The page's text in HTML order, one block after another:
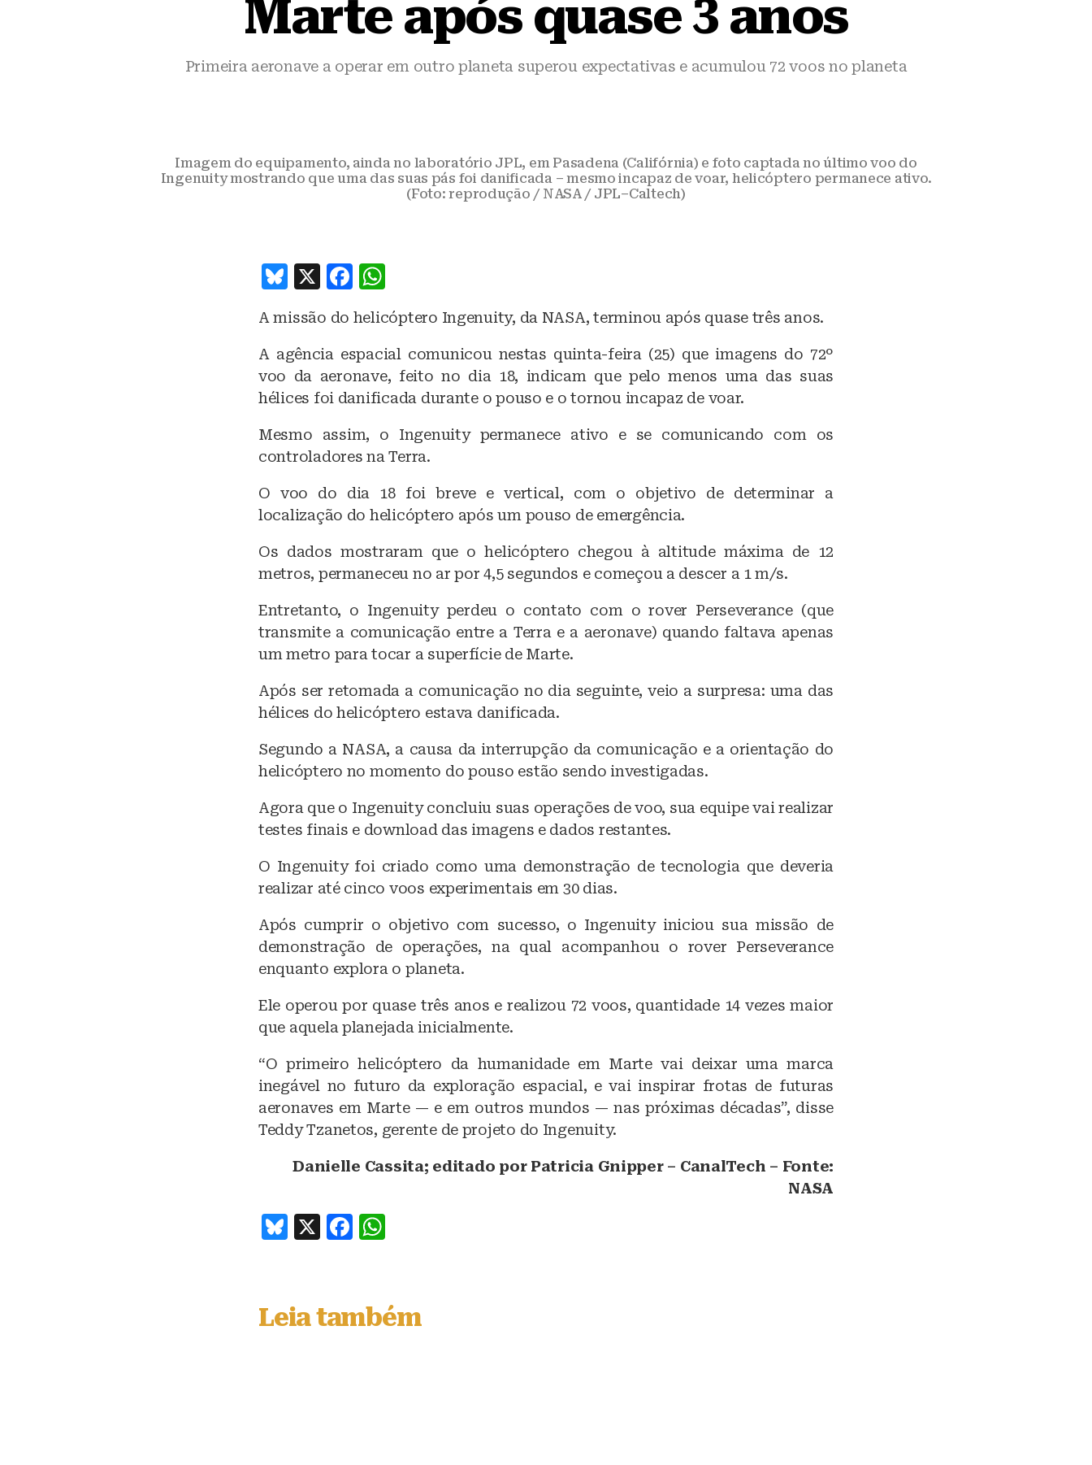
Marte após quase 3 anos
Primeira aeronave a operar em outro planeta superou expectativas e acumulou 72 voos no planeta
Imagem do equipamento, ainda no laboratório JPL, em Pasadena (Califórnia) e foto captada no último voo do
Ingenuity mostrando que uma das suas pás foi danificada – mesmo incapaz de voar, helicóptero permanece ativo.
(Foto: reprodução / NASA / JPL–Caltech)
B
e
s
k
y
X
F
c
e
b
o
o
k
h
at
s
A
p
p
A missão do helicóptero Ingenuity, da NASA, terminou após quase três anos.
A agência espacial comunicou nestas quinta-feira (25) que imagens do 72º
voo da aeronave, feito no dia 18, indicam que pelo menos uma das suas
hélices foi danificada durante o pouso e o tornou incapaz de voar.
Mesmo assim, o Ingenuity permanece ativo e se comunicando com os
controladores na Terra.
O voo do dia 18 foi breve e vertical, com o objetivo de determinar a
localização do helicóptero após um pouso de emergência.
Os dados mostraram que o helicóptero chegou à altitude máxima de 12
metros, permaneceu no ar por 4,5 segundos e começou a descer a 1 m/s.
Entretanto, o Ingenuity perdeu o contato com o rover Perseverance (que
transmite a comunicação entre a Terra e a aeronave) quando faltava apenas
um metro para tocar a superfície de Marte.
Após ser retomada a comunicação no dia seguinte, veio a surpresa: uma das
hélices do helicóptero estava danificada.
Segundo a NASA, a causa da interrupção da comunicação e a orientação do
helicóptero no momento do pouso estão sendo investigadas.
Agora que o Ingenuity concluiu suas operações de voo, sua equipe vai realizar
testes finais e download das imagens e dados restantes.
O Ingenuity foi criado como uma demonstração de tecnologia que deveria
realizar até cinco voos experimentais em 30 dias.
Após cumprir o objetivo com sucesso, o Ingenuity iniciou sua missão de
demonstração de operações, na qual acompanhou o rover Perseverance
enquanto explora o planeta.
Ele operou por quase três anos e realizou 72 voos, quantidade 14 vezes maior
que aquela planejada inicialmente.
“O primeiro helicóptero da humanidade em Marte vai deixar uma marca
inegável no futuro da exploração espacial, e vai inspirar frotas de futuras
aeronaves em Marte — e em outros mundos — nas próximas décadas”, disse
Teddy Tzanetos, gerente de projeto do Ingenuity.
Danielle Cassita; editado por Patricia Gnipper – CanalTech – Fonte:
NASA
B
s
k
X
F
e
b
s
A
Leia também